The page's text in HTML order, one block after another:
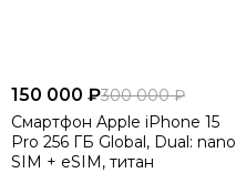
150 000 ₽300 000 ₽
Смартфон Apple iPhone 15
Pro 256 ГБ Global, Dual: nano
SIM + eSIM, титан